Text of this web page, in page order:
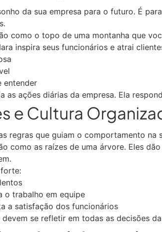
da sua empresa para o futuro. É
como o topo de uma montanha que
inspira seus funcionários e atrai
entender
as ações diárias da empresa. Ela
e Cultura
regras que guiam o comportamento
como as raízes de uma árvore. Eles
o trabalho em equipe
a satisfação dos funcionários
devem se refletir em todas as decisões